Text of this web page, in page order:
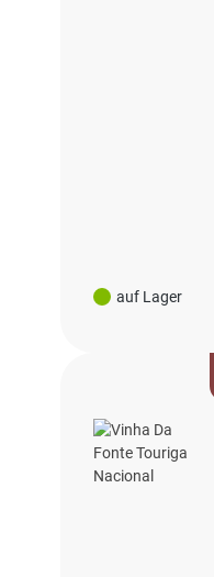
auf Lager